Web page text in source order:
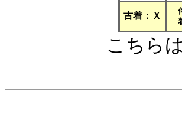
古着：Ｘ
こちら